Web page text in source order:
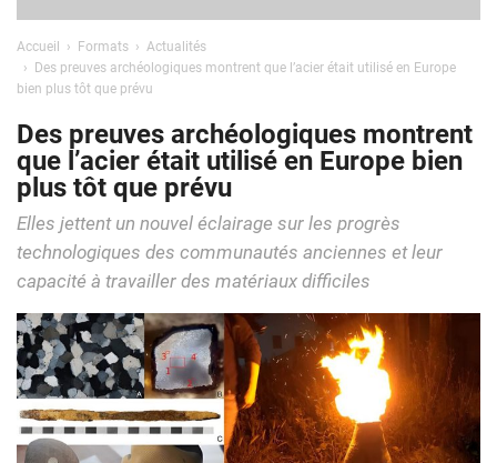
Accueil Formats
Actualités
Des preuves archéologiques montrent que l’acier était utilisé en Europe
bien plus tôt que prévu
Des preuves archéologiques montrent
que l’acier était utilisé en Europe bien
plus tôt que prévu
Elles jettent un nouvel éclairage sur les progrès
technologiques des communautés anciennes et leur
capacité à travailler des matériaux difficiles